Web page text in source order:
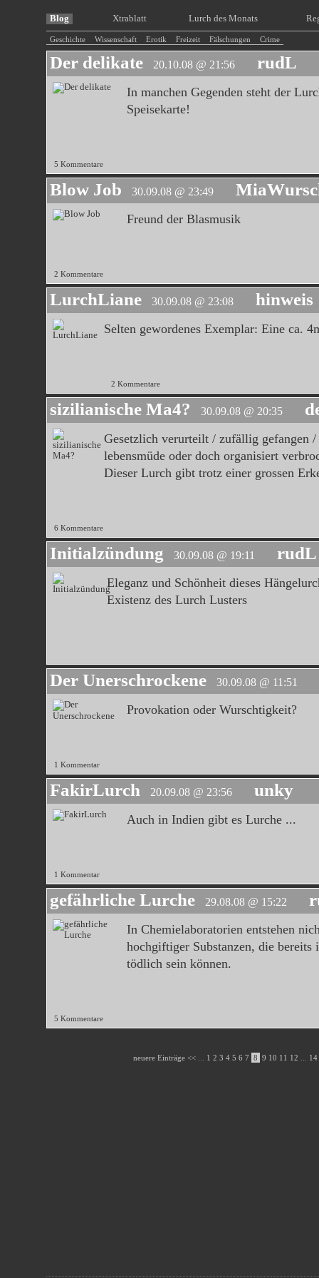
Blog Xtrablatt Lurch des Monats
Geschichte Wissenschaft Erotik Freizeit Fälschungen Crime
Der delikate 20.10.08 @ 21:56 rudL
In manchen Gegenden steht der
Speisekarte!
5 Kommentare
Blow Job 30.09.08 @ 23:49
Freund der Blasmusik
2 Kommentare
LurchLiane 30.09.08 @ 23:08 hinweis
Selten gewordenes Exemplar: Eine ca.
2 Kommentare
sizilianische Ma4? 30.09.08 @ 20:35
Gesetzlich verurteilt / zufällig gefangen
lebensmüde oder doch organisiert
Dieser Lurch gibt trotz einer grossen
6 Kommentare
Initialzündung 30.09.08 @ 19:11 rudL
Eleganz und Schönheit dieses
Existenz des Lurch Lusters
Der Unerschrockene 30.09.08 @ 11:51
Provokation oder Wurschtigkeit?
1 Kommentar
FakirLurch 20.09.08 @ 23:56 unky
Auch in Indien gibt es Lurche ...
1 Kommentar
gefährliche Lurche 29.08.08 @ 15:22
In Chemielaboratorien entstehen
hochgiftiger Substanzen, die bereits
tödlich sein können.
5 Kommentare
neuere Einträge <<... 1 2 3 4 5 6 7 8 9 10 11 12 14